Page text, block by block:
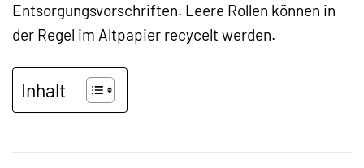
Entsorgungsvorschriften. Leere Rollen können in
der Regel im Altpapier recycelt werden.
Inhalt